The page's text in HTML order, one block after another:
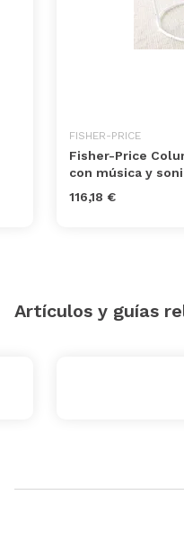
FISHER-PRICE
Fisher-Price
con música y
116,18 €
Artículos y guías